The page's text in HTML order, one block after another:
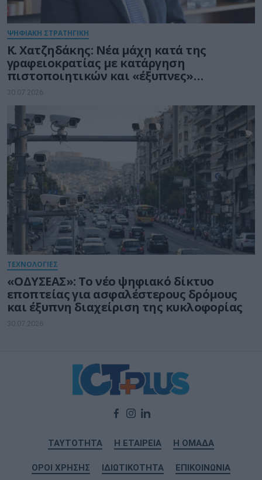
ΨΗΦΙΑΚΗ ΣΤΡΑΤΗΓΙΚΗ
Κ. Χατζηδάκης: Νέα μάχη κατά της
γραφειοκρατίας με κατάργηση
πιστοποιητικών και «έξυπνες»
διασταυρώσεις του Δημοσίου
30.07.2026
ΤΕΧΝΟΛΟΓΙΕΣ
«ΟΔΥΣΕΑΣ»: Το νέο ψηφιακό δίκτυο
εποπτείας για ασφαλέστερους δρόμους
και έξυπνη διαχείριση της κυκλοφορίας
30.07.2026
ΤΑΥΤΟΤΗΤΑ Η ΕΤΑΙΡΕΙΑ Η ΟΜΑΔΑ
ΟΡΟΙ ΧΡΗΣΗΣ ΙΔΙΩΤΙΚΟΤΗΤΑ ΕΠΙΚΟΙΝΩΝΙΑ